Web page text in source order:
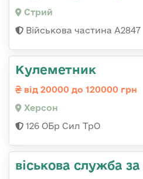
Стрий
Військова частина А2847
Кулеметник
від 20000 до 120000 грн
Херсон
126 ОБр Сил ТрО
віськова служба